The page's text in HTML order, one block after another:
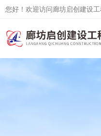
您好！欢迎访问廊坊启创建设工